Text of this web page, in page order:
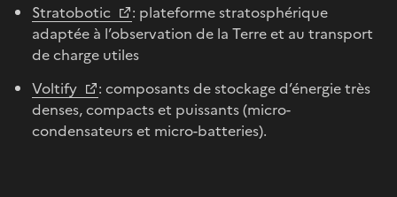
Stratobotic
: plateforme stratosphérique
adaptée à l’observation de la Terre et au transport
de charge utiles
Voltify
: composants de stockage d’énergie très
denses, compacts et puissants (micro-
condensateurs et micro-batteries).